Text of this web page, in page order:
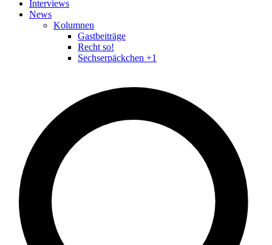
Interviews
News
Kolumnen
Gastbeiträge
Recht so!
Sechserpäckchen +1